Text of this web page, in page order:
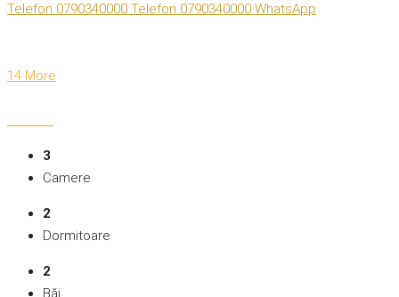
Telefon 0790340000 Telefon 0790340000 WhatsApp
14 More
3
Camere
2
Dormitoare
2
Băi